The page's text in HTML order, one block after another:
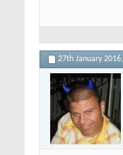
27th January 2016,